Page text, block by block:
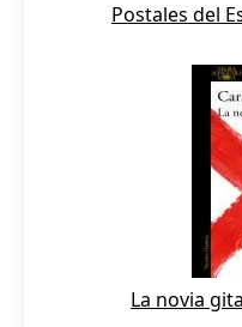
Postales del
La novia